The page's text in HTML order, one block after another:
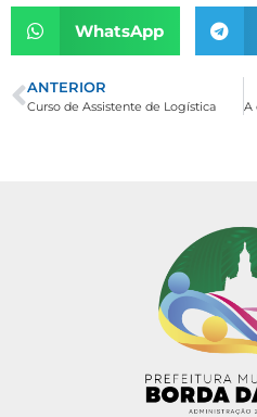
WhatsApp
ANTERIOR
Curso de Assistente de Logística